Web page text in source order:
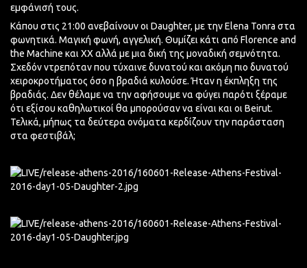
εμφάνισή τους.
Κάπου στις 21:00 ανεβαίνουν οι Daughter, με την Elena Tonra στα
φωνητικά. Μαγική φωνή, αγγελική. Θυμίζει κάτι από Florence and
the Machine και XX αλλά με μια δική της μοναδική σεμνότητα.
Σχεδόν ντρεπόταν που τύχαινε δυνατού και ακόμη πιο δυνατού
χειροκροτήματος όσο η βραδιά κυλούσε. Ήταν η έκπληξη της
βραδιάς. Δεν θέλαμε να την αφήσουμε να φύγει παρότι ξέραμε
ότι εξίσου καθηλωτικοί θα μπορούσαν να είναι και οι Beirut.
Τελικά, μήπως τα δεύτερα ονόματα κερδίζουν την παράσταση
στα φεστιβάλ;